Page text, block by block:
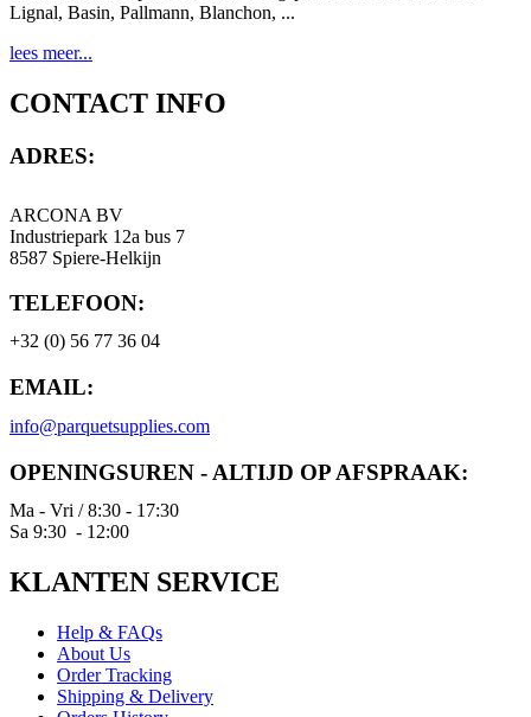
Lignal, Basin, Pallmann, Blanchon, ...
lees meer...
CONTACT INFO
ADRES:
ARCONA BV
Industriepark 12a bus 7
8587 Spiere-Helkijn
TELEFOON:
+32 (0) 56 77 36 04
EMAIL:
info@parquetsupplies.com
OPENINGSUREN - ALTIJD OP AFSPRAAK:
Ma - Vri / 8:30 - 17:30
Sa 9:30 - 12:00
KLANTEN SERVICE
Help & FAQs
About Us
Order Tracking
Shipping & Delivery